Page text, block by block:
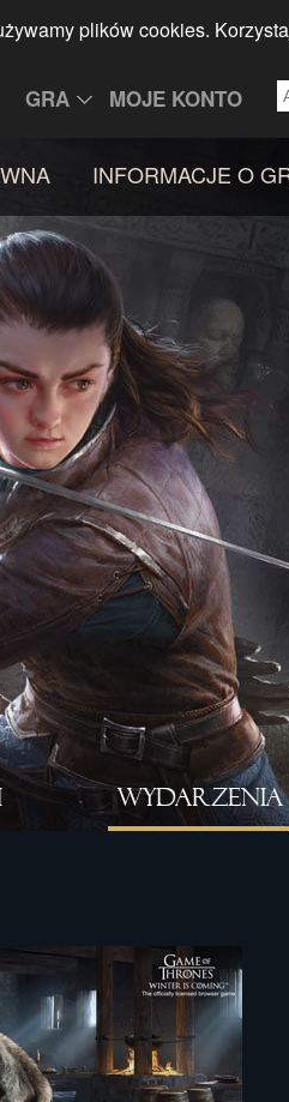
plików cookies.
GRA MOJE KONTO
INFORMACJE O
WYDARZENIA